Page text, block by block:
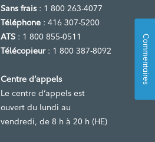
Sans frais: 1 800 263-4077
Téléphone : 416 307-5200
ATS : 1 800 855-0511
Télécopieur: 1 800 387-8092
Centre d’appels
Le centre d’appels est
ouvert du lundi au
vendredi, de 8 h à 20 h (HE)
Commentaires